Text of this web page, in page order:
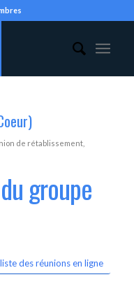
de rétablissement,
groupe
des réunions en ligne